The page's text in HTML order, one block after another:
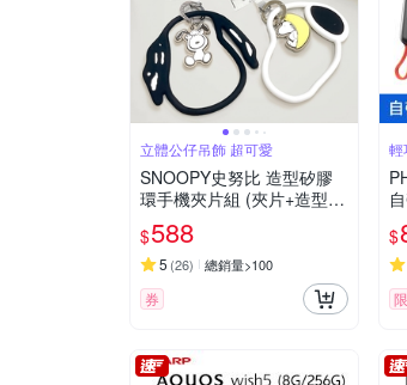
立體公仔吊飾 超可愛
SNOOPY史努比 造型矽膠
環手機夾片組 (夾片+造型掛
飾)
$588
5 (26) 總銷量>100
券
輕
$